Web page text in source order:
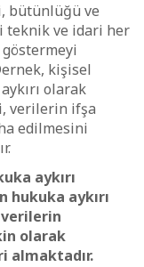
bütünlüğü ve
teknik ve idari her
kişisel
olarak
verilerin ifşa
edilmesini
aykırı
aykırı
olarak
almaktadır.